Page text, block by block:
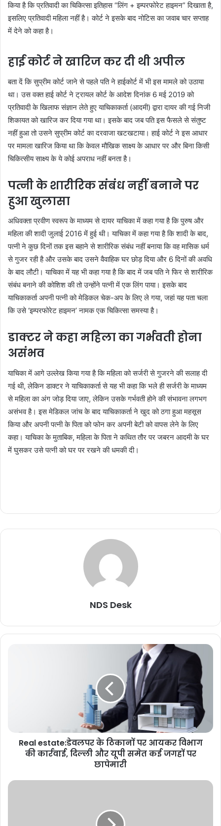
किया है कि प्रतिवादी का चिकित्सा इतिहास “लिंग + इम्परफोरेट हाइमन” दिखाता है,
इसलिए प्रतिवादी महिला नहीं है। कोर्ट ने इसके बाद नोटिस का जवाब चार सप्ताह
में देने को कहा है।
हाई कोर्ट ने खारिज कर दी थी अपील
बता दें कि सुप्रीम कोर्ट जाने से पहले पति ने हाईकोर्ट में भी इस मामले को उठाया
था। उस वक्त हाई कोर्ट ने ट्रायल कोर्ट के आदेश दिनांक 6 मई 2019 को
प्रतिवादी के खिलाफ संज्ञान लेते हुए याचिकाकर्ता (आदमी) द्वारा दायर की गई निजी
शिकायत को खारिज कर दिया गया था। इसके बाद जब पति इस फैसले से संतुष्ट
नहीं हुआ तो उसने सुप्रीम कोर्ट का दरवाजा खटखटाया। हाई कोर्ट ने इस आधार
पर मामला खारिज किया था कि केवल मौखिक साक्ष्य के आधार पर और बिना किसी
चिकित्सीय साक्ष्य के ये कोई अपराध नहीं बनता है।
पत्नी के शारीरिक संबंध नहीं बनाने पर
हुआ खुलासा
अधिवक्ता प्रवीण स्वरूप के माध्यम से दायर याचिका में कहा गया है कि पुरुष और
महिला की शादी जुलाई 2016 में हुई थी। याचिका में कहा गया है कि शादी के बाद,
पत्नी ने कुछ दिनों तक इस बहाने से शारीरिक संबंध नहीं बनाया कि वह मासिक धर्म
से गुजर रही है और उसके बाद उसने वैवाहिक घर छोड़ दिया और 6 दिनों की अवधि
के बाद लौटी। याचिका में यह भी कहा गया है कि बाद में जब पति ने फिर से शारीरिक
संबंध बनाने की कोशिश की तो उन्होंने पत्नी में एक लिंग पाया। इसके बाद
याचिकाकर्ता अपनी पत्नी को मेडिकल चेक-अप के लिए ले गया, जहां यह पता चला
कि उसे ‘इम्परफोरेट हाइमन’ नामक एक चिकित्सा समस्या है।
डाक्टर ने कहा महिला का गर्भवती होना
असंभव
याचिका में आगे उल्लेख किया गया है कि महिला को सर्जरी से गुजरने की सलाह दी
गई थी, लेकिन डाक्टर ने याचिकाकर्ता से यह भी कहा कि भले ही सर्जरी के माध्यम
से महिला का अंग जोड़ दिया जाए, लेकिन उसके गर्भवती होने की संभावना लगभग
असंभव है। इस मेडिकल जांच के बाद याचिकाकर्ता ने खुद को ठगा हुआ महसूस
किया और अपनी पत्नी के पिता को फोन कर अपनी बेटी को वापस लेने के लिए
कहा। याचिका के मुताबिक, महिला के पिता ने कथित तौर पर जबरन आदमी के घर
में घुसकर उसे पत्नी को घर पर रखने की धमकी दी।
NDS Desk
Real estate:डेवलपर के ठिकानों पर आयकर विभाग
की कार्रवाई, दिल्ली और यूपी समेत कई जगहों पर
छापेमारी